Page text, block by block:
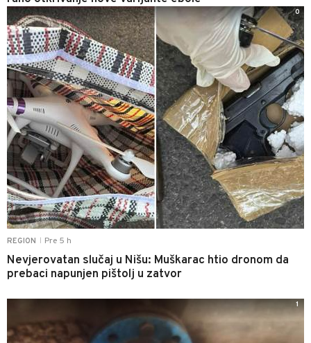
REGION Pre 5 h
Nevjerovatan slučaj u Nišu: Muškarac htio dronom da
prebaci napunjen pištolj u zatvor
0
1